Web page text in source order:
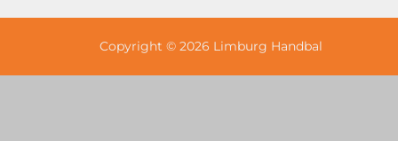
Copyright © 2026 Limburg Handbal